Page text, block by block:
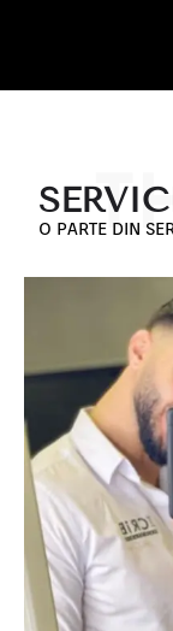
O PARTE DIN